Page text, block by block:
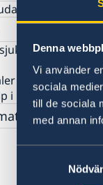
Denna
Vi använder
sociala
till de sociala
med annan
eller råkar ut
i utlandet